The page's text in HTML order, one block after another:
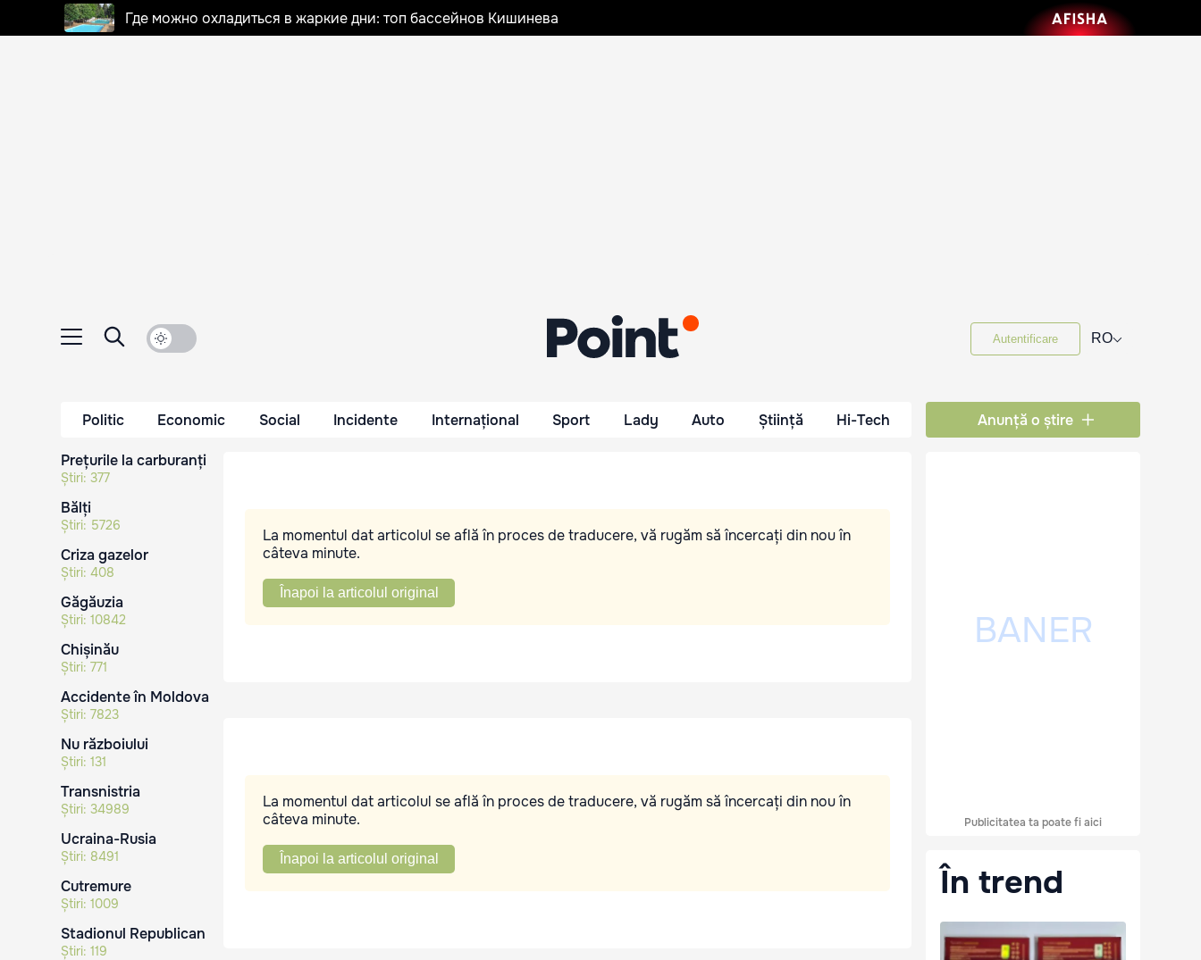
Где можно охладиться в жаркие дни: топ бассейнов Кишинева
Autentificare RO⌵
Politic Economic Social Incidente Internațional Sport Lady Auto Știință Hi-Tech Anunță o știre
Prețurile la carburanți
Știri: 377
Bălți
Știri: 5726
Criza gazelor
Știri: 408
Găgăuzia
Știri: 10842
Chișinău
Știri: 771
Accidente în Moldova
Știri: 7823
Nu războiului
Știri: 131
Transnistria
Știri: 34989
Ucraina-Rusia
Știri: 8491
Cutremure
Știri: 1009
Stadionul Republican
Știri: 119
La momentul dat articolul se află în proces de traducere, vă rugăm să încercați din nou în
câteva minute.
Înapoi la articolul original
La momentul dat articolul se află în proces de traducere, vă rugăm să încercați din nou în
câteva minute.
Înapoi la articolul original
Publicitatea ta poate fi aici
În trend